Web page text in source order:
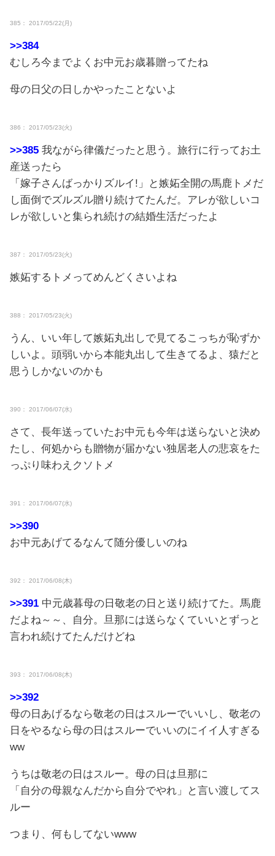
385： 2017/05/22(月)
>>384
むしろ今までよくお中元お歳暮贈ってたね
母の日父の日しかやったことないよ
386： 2017/05/23(火)
>>385 我ながら律儀だったと思う。旅行に行ってお土
産送ったら
「嫁子さんばっかりズルイ!」と嫉妬全開の馬鹿トメだ
し面倒でズルズル贈り続けてたんだ。アレが欲しいコ
レが欲しいと集られ続けの結婚生活だったよ
387： 2017/05/23(火)
嫉妬するトメってめんどくさいよね
388： 2017/05/23(火)
うん、いい年して嫉妬丸出しで見てるこっちが恥ずか
しいよ。頭弱いから本能丸出して生きてるよ、猿だと
思うしかないのかも
390： 2017/06/07(水)
さて、長年送っていたお中元も今年は送らないと決め
たし、何処からも贈物が届かない独居老人の悲哀をた
っぷり味わえクソトメ
391： 2017/06/07(水)
>>390
お中元あげてるなんて随分優しいのね
392： 2017/06/08(木)
>>391 中元歳暮母の日敬老の日と送り続けてた。馬鹿
だよね～～、自分。旦那には送らなくていいとずっと
言われ続けてたんだけどね
393： 2017/06/08(木)
>>392
母の日あげるなら敬老の日はスルーでいいし、敬老の
日をやるなら母の日はスルーでいいのにイイ人すぎる
ww
うちは敬老の日はスルー。母の日は旦那に
「自分の母親なんだから自分でやれ」と言い渡してス
ルー
つまり、何もしてないwww